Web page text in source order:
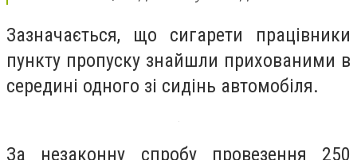
Зазначається, що сигарети працівники
пункту пропуску знайшли прихованими в
середині одного зі сидінь автомобіля.
За незаконну спробу провезення 250